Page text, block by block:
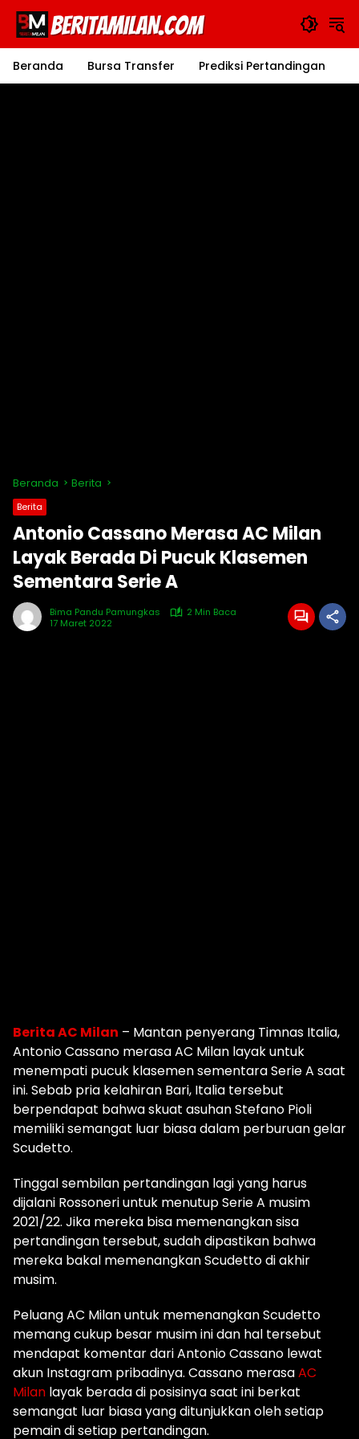
Langsung
konten
Beranda
Bursa Transfer Prediksi Pertandingan
Beranda Berita
Berita
Antonio Cassano Merasa AC Milan
Layak Berada Di Pucuk Klasemen
Sementara Serie A
Bima Pandu Pamungkas
2 Min Baca
17 Maret 2022
Berita AC Milan – Mantan penyerang Timnas Italia,
Antonio Cassano merasa AC Milan layak untuk
menempati pucuk klasemen sementara Serie A saat
ini. Sebab pria kelahiran Bari, Italia tersebut
berpendapat bahwa skuat asuhan Stefano Pioli
memiliki semangat luar biasa dalam perburuan gelar
Scudetto.
Tinggal sembilan pertandingan lagi yang harus
dijalani Rossoneri untuk menutup Serie A musim
2021/22. Jika mereka bisa memenangkan sisa
pertandingan tersebut, sudah dipastikan bahwa
mereka bakal memenangkan Scudetto di akhir
musim.
Peluang AC Milan untuk memenangkan Scudetto
memang cukup besar musim ini dan hal tersebut
mendapat komentar dari Antonio Cassano lewat
akun Instagram pribadinya. Cassano merasaAC
Milan layak berada di posisinya saat ini berkat
semangat luar biasa yang ditunjukkan oleh setiap
pemain di setiap pertandingan.